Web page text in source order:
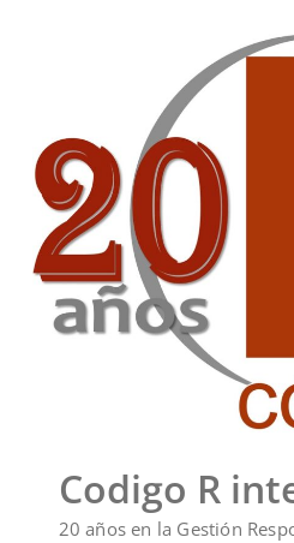
Codigo R
20 años en la Gestión